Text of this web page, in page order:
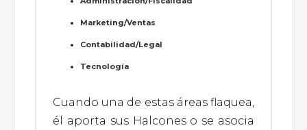
Marketing/Ventas
Contabilidad/Legal
Tecnología
Cuando una de estas áreas flaquea,
él aporta sus Halcones o se asocia